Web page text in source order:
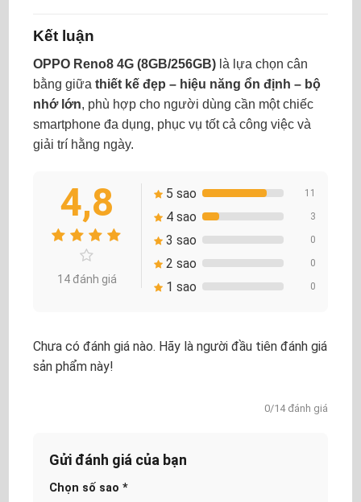
Kết luận
OPPO Reno8 4G (8GB/256GB) là lựa chọn cân
bằng giữa thiết kế đẹp – hiệu năng ổn định – bộ
nhớ lớn, phù hợp cho người dùng cần một chiếc
smartphone đa dụng, phục vụ tốt cả công việc và
giải trí hằng ngày.
4,8
14 đánh giá
5 sao 11
4 sao 3
3 sao 0
2 sao 0
1 sao 0
Chưa có đánh giá nào. Hãy là người đầu tiên đánh giá
sản phẩm này!
0/14 đánh giá
Gửi đánh giá của bạn
Chọn số sao *